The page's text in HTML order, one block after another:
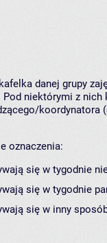
danej grupy
niektórymi z nich
koordynatora
oznaczenia:
się w tygodnie
się w tygodnie
się w inny